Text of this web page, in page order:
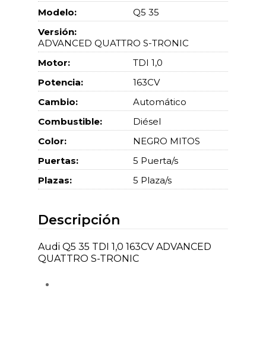
Modelo:
Q5 35
Versión:
ADVANCED QUATTRO S-TRONIC
Motor:
TDI 1,0
Potencia:
163CV
Cambio:
Automático
Combustible:
Diésel
Color:
NEGRO MITOS
Puertas:
5 Puerta/s
Plazas:
5 Plaza/s
Descripción
Audi Q5 35 TDI 1,0 163CV ADVANCED
QUATTRO S-TRONIC